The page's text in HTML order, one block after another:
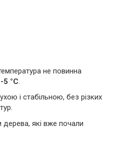
не повинна
-5 °C.
і стабільною, без різких
які вже почали